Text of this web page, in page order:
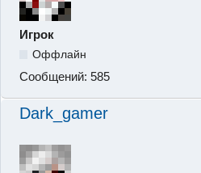
Игрок
Оффлайн
Сообщений: 585
Dark_gamer